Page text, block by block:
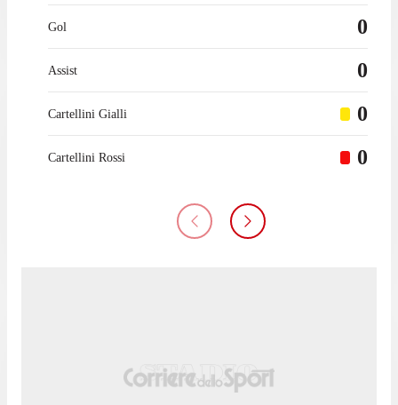
Gol 0
Assist 0
Cartellini Gialli 0
Cartellini Rossi 0